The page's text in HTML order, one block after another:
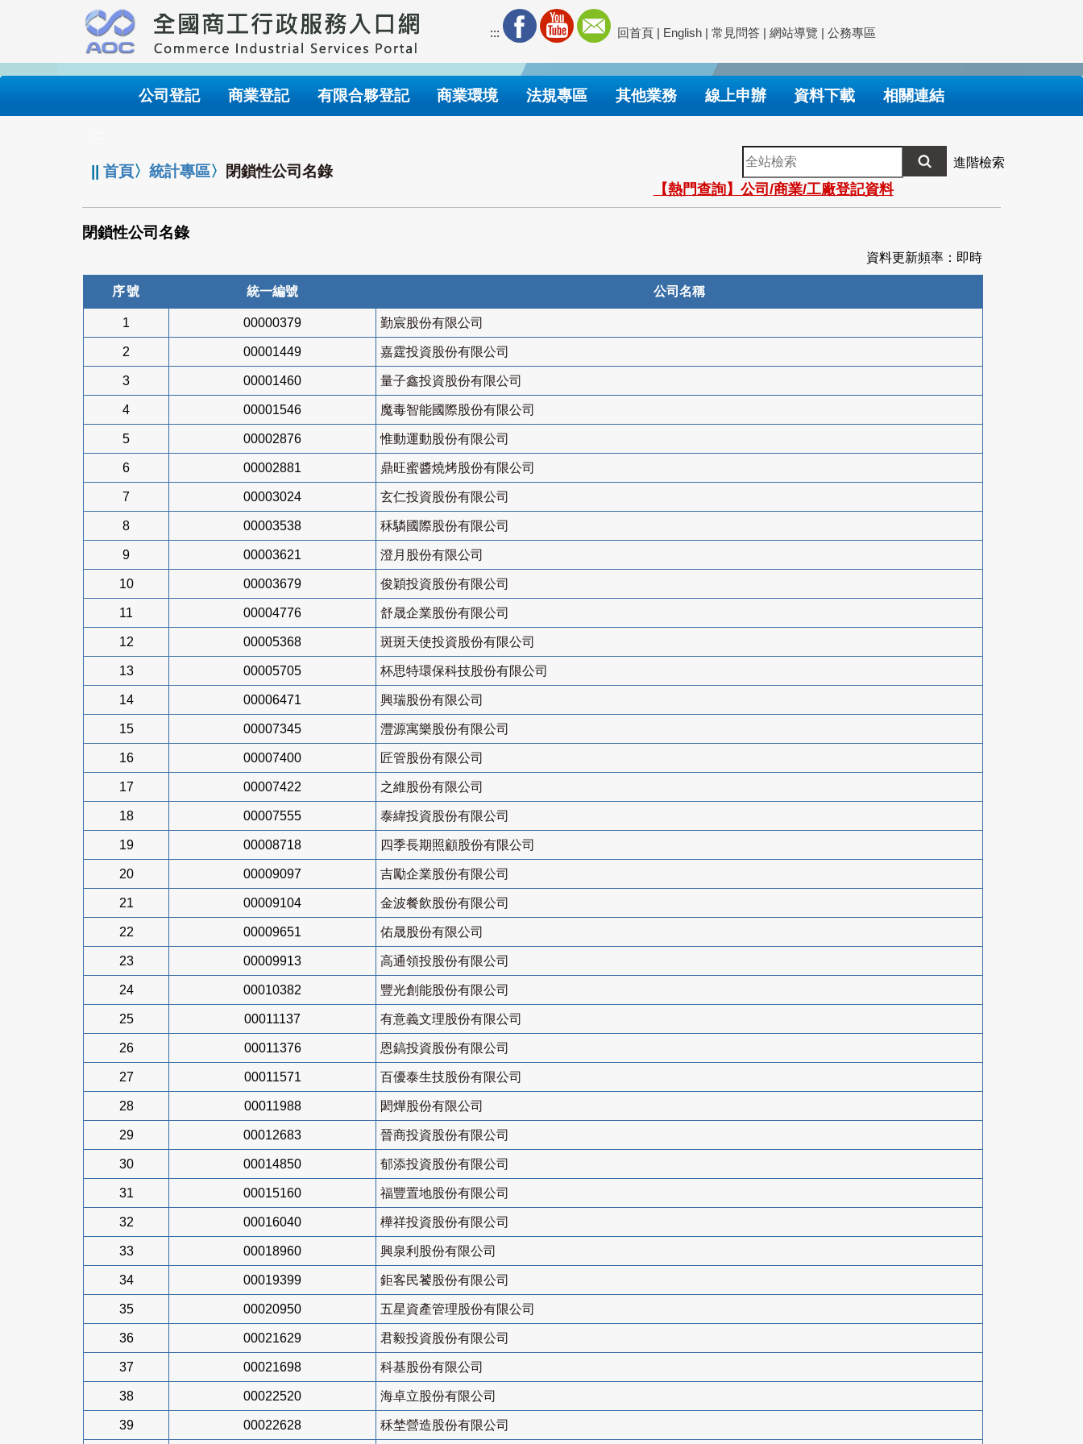
要
內
::: 回首頁 | English | 常見問答 | 網站導覽 | 公務專區
公司登記 商業登記 有限合夥登記 商業環境 法規專區 其他業務 線上申辦 資料下載 相關連結
||首頁〉統計專區〉 閉鎖性公司名錄
全
站
檢
索
進階檢索
【熱門查詢】公司/商業/工廠登記資料
閉鎖性公司名錄
資料更新頻率：即時
序號 統一編號 公司名稱
1 00000379 勤宸股份有限公司
2 00001449 嘉霆投資股份有限公司
3 00001460 量子鑫投資股份有限公司
4 00001546 魔毒智能國際股份有限公司
5 00002876 惟動運動股份有限公司
6 00002881 鼎旺蜜醬燒烤股份有限公司
7 00003024 玄仁投資股份有限公司
8 00003538 秝驎國際股份有限公司
9 00003621 澄月股份有限公司
10 00003679 俊穎投資股份有限公司
11 00004776 舒晟企業股份有限公司
12 00005368 斑斑天使投資股份有限公司
13 00005705 杯思特環保科技股份有限公司
14 00006471 興瑞股份有限公司
15 00007345 灃源寓樂股份有限公司
16 00007400 匠管股份有限公司
17 00007422 之維股份有限公司
18 00007555 泰緯投資股份有限公司
19 00008718 四季長期照顧股份有限公司
20 00009097 吉勵企業股份有限公司
21 00009104 金波餐飲股份有限公司
22 00009651 佑晟股份有限公司
23 00009913 高通領投股份有限公司
24 00010382 豐光創能股份有限公司
25 00011137 有意義文理股份有限公司
26 00011376 恩鎬投資股份有限公司
27 00011571 百優泰生技股份有限公司
28 00011988 閎燁股份有限公司
29 00012683 晉商投資股份有限公司
30 00014850 郁添投資股份有限公司
31 00015160 福豐置地股份有限公司
32 00016040 樺祥投資股份有限公司
33 00018960 興泉利股份有限公司
34 00019399 鉅客民饕股份有限公司
35 00020950 五星資產管理股份有限公司
36 00021629 君毅投資股份有限公司
37 00021698 科基股份有限公司
38 00022520 海卓立股份有限公司
39 00022628 秝埜營造股份有限公司